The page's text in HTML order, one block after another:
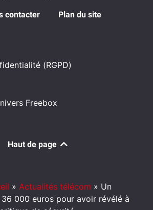
contacter Plan du site
(RGPD)
Freebox
Haut de page
» Actualités télécom » Un
000 euros pour avoir révélé à